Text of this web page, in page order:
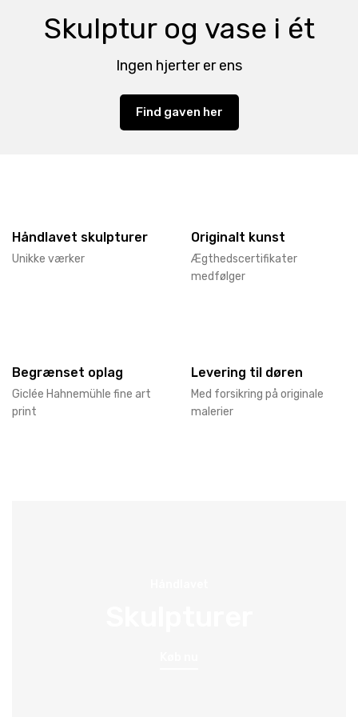
Skulptur og vase i ét
Ingen hjerter er ens
Find gaven her
Håndlavet skulpturer
Unikke værker
Originalt kunst
Ægthedscertifikater
medfølger
Begrænset oplag
Giclée Hahnemühle fine art
print
Levering til døren
Med forsikring på originale
malerier